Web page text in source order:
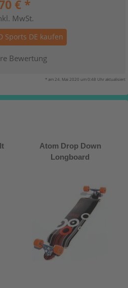
€ *
MwSt.
Sports DE kaufen
Bewertung
* am 24. Mai 2020 um 0:48 Uhr aktualisiert
Atom Drop Down
Longboard